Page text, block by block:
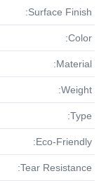
Surface Finish:
Color:
Material:
Weight:
Type:
Eco-Friendly:
Tear Resistance: